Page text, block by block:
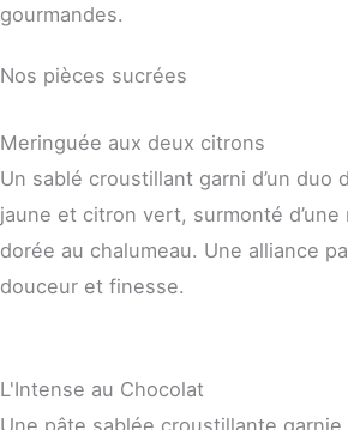
gourmandes.
Nos pièces sucrées
Meringuée aux deux citrons
Un sablé croustillant garni d’un duo
jaune et citron vert, surmonté
dorée au chalumeau. Une alliance
douceur et finesse.
L'Intense au Chocolat